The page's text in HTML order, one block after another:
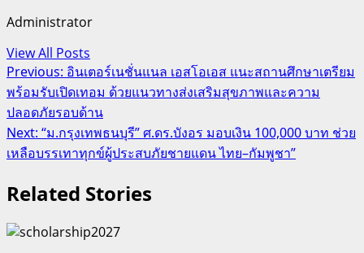
Administrator
View All Posts
Post
navigation
Previous: อินเตอร์เนชั่นแนล เอสโอเอส แนะสถานศึกษาเตรียม
พร้อมรับเปิดเทอม ด้วยแนวทางส่งเสริมสุขภาพและความ
ปลอดภัยรอบด้าน
Next: “ม.กรุงเทพธนบุรี” ศ.ดร.บังอร มอบเงิน 100,000 บาท ช่วย
เหลือบรรเทาทุกข์ผู้ประสบภัยชายแดน ไทย–กัมพูชา”
Related Stories